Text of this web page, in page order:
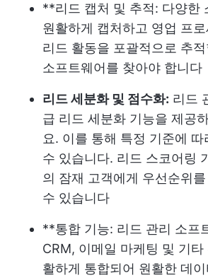
**리드 캡처 및 추적: 다양한
원활하게 캡처하고 영업 프
리드 활동을 포괄적으로 추
소프트웨어를 찾아야 합니다
리드 세분화 및 점수화: 리드
급 리드 세분화 기능을 제공
요. 이를 통해 특정 기준에
수 있습니다. 리드 스코어링
의 잠재 고객에게 우선순위
수 있습니다
**통합 기능: 리드 관리 소프
CRM, 이메일 마케팅 및 기타
활하게 통합되어 원활한 데